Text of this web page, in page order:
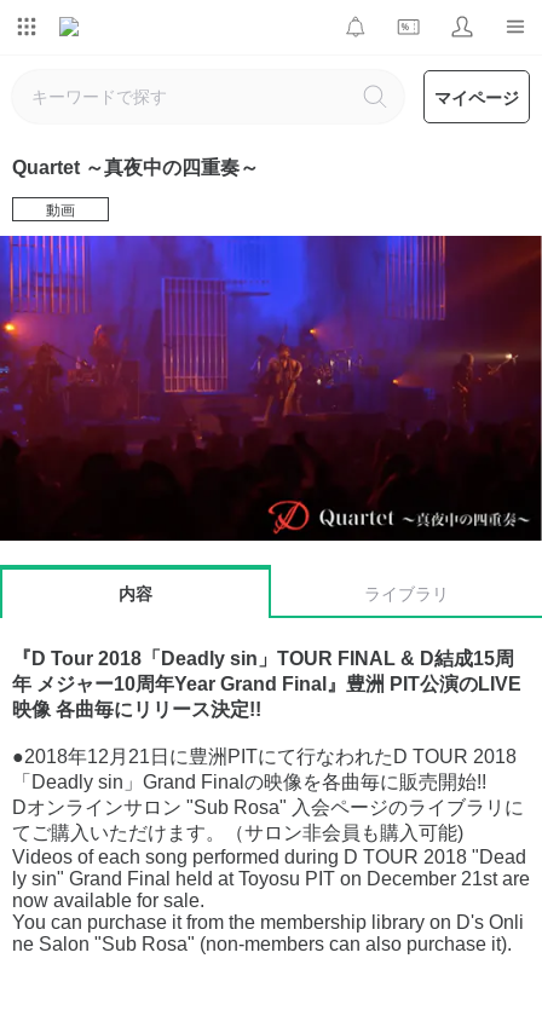
マイページ
Quartet ～真夜中の四重奏～
動画
内容 ライブラリ
『D Tour 2018「Deadly sin」TOUR FINAL & D結成15周
年 メジャー10周年Year Grand Final』豊洲 PIT公演のLIVE
映像 各曲毎にリリース決定!!
●2018年12月21日に豊洲PITにて行なわれたD TOUR 2018
「Deadly sin」Grand Finalの映像を各曲毎に販売開始!!
Dオンラインサロン "Sub Rosa" 入会ページのライブラリに
てご購入いただけます。（サロン非会員も購入可能)
Videos of each song performed during D TOUR 2018 "Dead
ly sin" Grand Final held at Toyosu PIT on December 21st are
now available for sale.
You can purchase it from the membership library on D's Onli
ne Salon "Sub Rosa" (non-members can also purchase it).